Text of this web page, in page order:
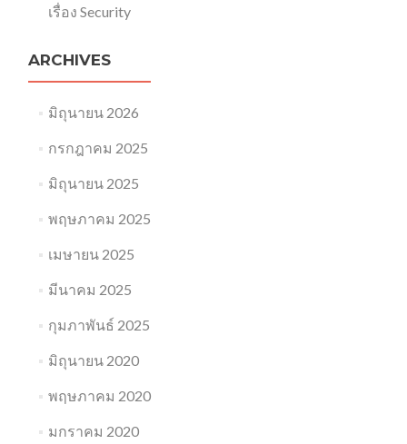
เรื่อง Security​
ARCHIVES
มิถุนายน 2026
กรกฎาคม 2025
มิถุนายน 2025
พฤษภาคม 2025
เมษายน 2025
มีนาคม 2025
กุมภาพันธ์ 2025
มิถุนายน 2020
พฤษภาคม 2020
มกราคม 2020